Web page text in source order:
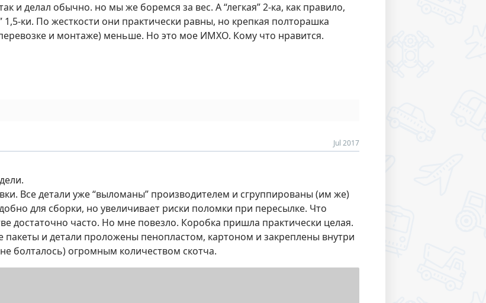
и делал обычно. но мы же боремся за вес. А “легкая” 2-ка, как правило,
1,5-ки. По жесткости они практически равны, но крепкая полторашка
перевозке и монтаже) меньше. Но это мое ИМХО. Кому что нравится.
Jul 2017
Все детали уже “выломаны” производителем и сгруппированы (им же)
для сборки, но увеличивает риски поломки при пересылке. Что
достаточно часто. Но мне повезло. Коробка пришла практически целая.
пакеты и детали проложены пенопластом, картоном и закреплены внутри
болталось) огромным количеством скотча.